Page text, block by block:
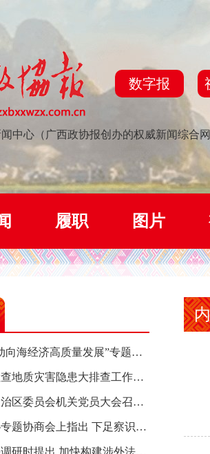
数字报
中心（广西政协报创办的权威新闻综合
履职 图片
自治区政协召开“推动向海经济高质量发展”专题调研座谈会 钱学明出席并讲话
孙大伟到南宁督导检查地质灾害隐患大排查工作时强调 筑牢地质灾害安全防线 全力保障人民群众生命财产安全
中共政协广西壮族自治区委员会机关党员大会召开 选举产生新一届机关党委、机关纪委
孙大伟在自治区政协专题协商会上指出 下足察识谋督之功 恪尽服务大局之责 助推有色金属、关键金属产业高质量发展
巫家世在南宁、北海调研时提出 加快构建涉外法律供给集群 护航向海经济高质量发展